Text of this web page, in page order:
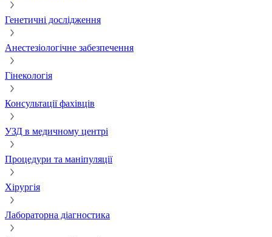
Генетичні дослідження
Анестезіологічне забезпечення
Гінекологія
Консультації фахівців
УЗД в медичному центрі
Процедури та маніпуляції
Хірургія
Лабораторна діагностика